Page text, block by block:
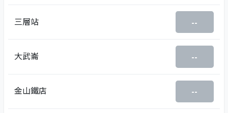
三層站 --
大武崙 --
金山鐵店 --